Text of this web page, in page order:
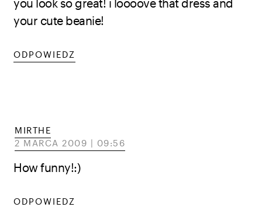
you look so great! i loooove that dress and
your cute beanie!
ODPOWIEDZ
MIRTHE
2 MARCA 2009 | 09:56
How funny!:)
ODPOWIEDZ